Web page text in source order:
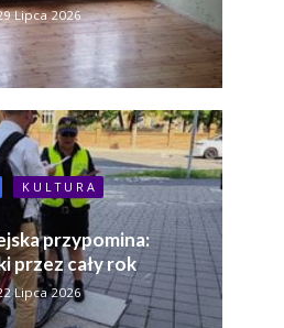
Lipca 2026
K U L T U R A
przypomina:
przez cały rok
Lipca 2026